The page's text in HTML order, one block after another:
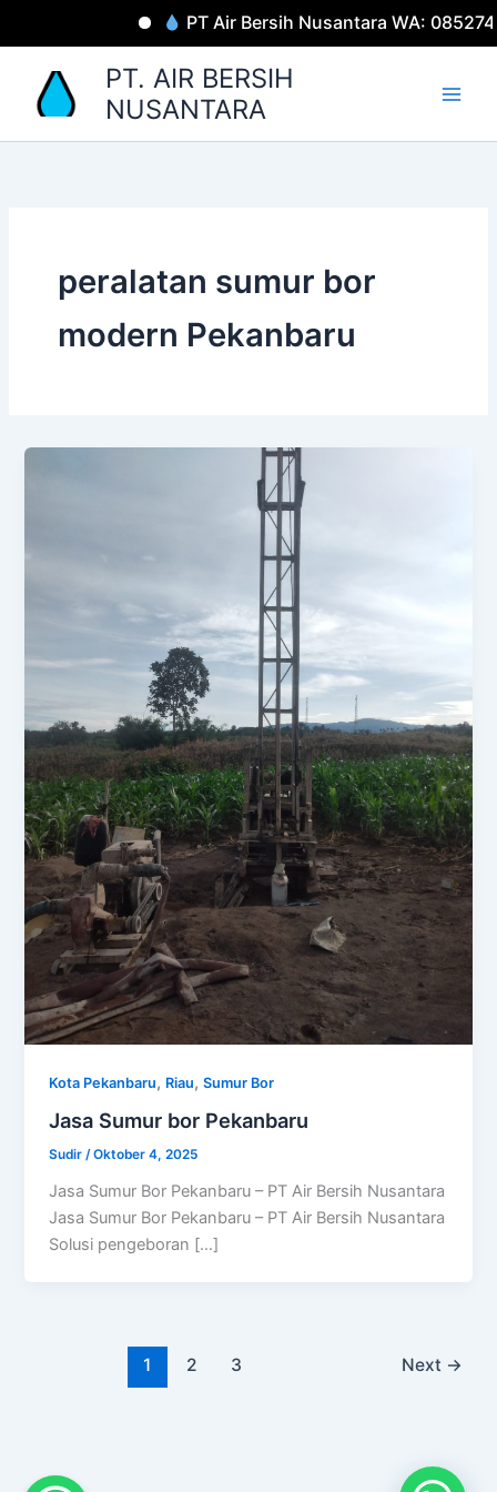
PT Air Bersih Nusantara WA:
PT. AIR BERSIH
NUSANTARA
peralatan sumur bor
modern Pekanbaru
Kota Pekanbaru, Riau,Sumur Bor
Jasa Sumur bor Pekanbaru
Sudir/Oktober 4, 2025
Jasa Sumur Bor Pekanbaru – PT Air Bersih Nusantara
Jasa Sumur Bor Pekanbaru – PT Air Bersih Nusantara
Solusi pengeboran […]
1 2 3 Next →